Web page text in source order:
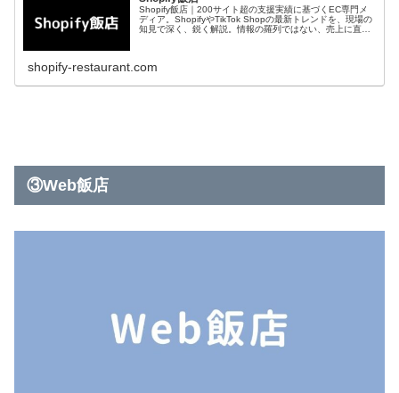
Shopify飯店｜200サイト超の支援実績に基づくEC専門メ
ディア。ShopifyやTikTok Shopの最新トレンドを、現場の
知見で深く、鋭く解説。情報の羅列ではない、売上に直結
shopify-restaurant.com
③Web飯店